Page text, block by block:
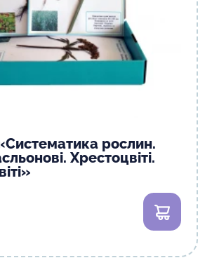
рослин.
Хрестоцвіті.